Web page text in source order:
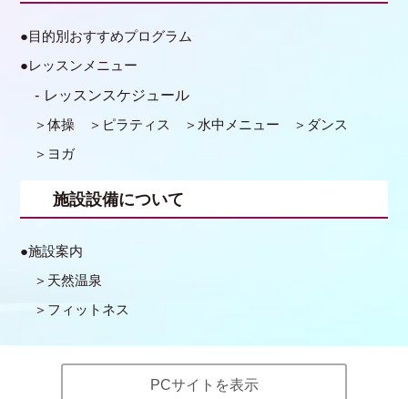
目的別おすすめプログラム
レッスンメニュー
レッスンスケジュール
体操 ピラティス 水中メニュー
ダンス
ヨガ
施設設備について
施設案内
天然温泉
フィットネス
PCサイトを表示